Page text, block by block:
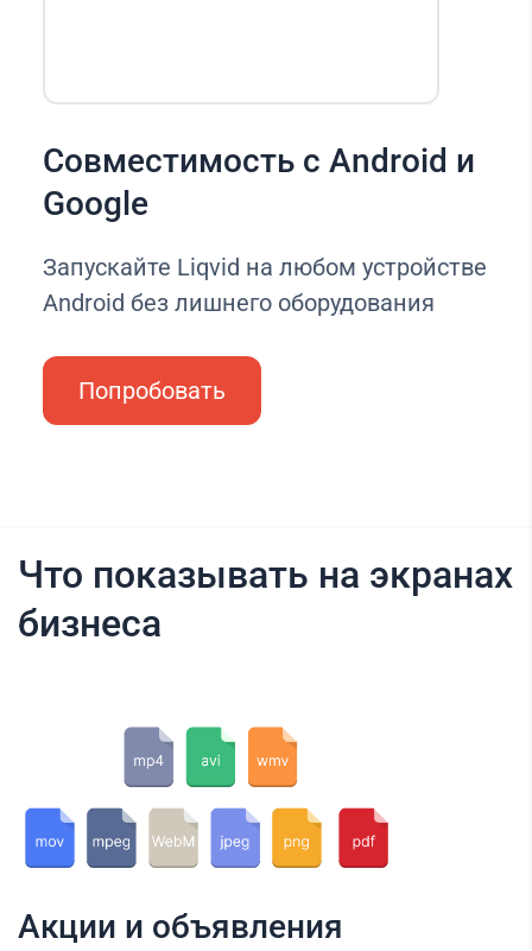
Совместимость с Android и
Google
Запускайте Liqvid на любом устройстве
Android без лишнего оборудования
Попробовать
Что показывать на экранах
бизнеса
Акции и объявления